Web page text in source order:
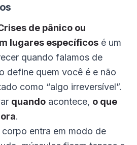
de pânico ou
lugares específicos é um
quando falamos de
define quem você é e não
como “algo irreversível”.
quando acontece, o que
.
entra em modo de